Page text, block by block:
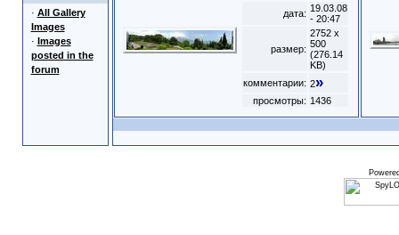
· All Gallery
Images
· Images
posted in the
forum
дата: 19.03.08
- 20:47
размер:
2752 x
500
(276.14
KB)
комментарии: 2»
просмотры: 1436